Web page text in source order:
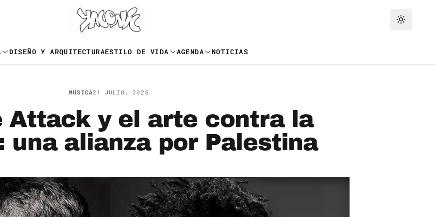
DISEÑO Y ARQUITECTURAESTILO DE VIDA AGENDA NOTICIAS
MÚSICA21 JULIO, 2025
Attack y el arte contra la
una alianza por Palestina